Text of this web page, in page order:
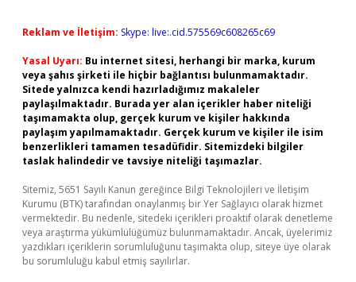
Reklam ve İletişim: Skype: live:.cid.575569c608265c69
Yasal Uyarı: Bu internet sitesi, herhangi bir marka, kurum
veya şahıs şirketi ile hiçbir bağlantısı bulunmamaktadır.
Sitede yalnızca kendi hazırladığımız makaleler
paylaşılmaktadır. Burada yer alan içerikler haber niteliği
taşımamakta olup, gerçek kurum ve kişiler hakkında
paylaşım yapılmamaktadır. Gerçek kurum ve kişiler ile isim
benzerlikleri tamamen tesadüfidir. Sitemizdeki bilgiler
taslak halindedir ve tavsiye niteliği taşımazlar.
Sitemiz, 5651 Sayılı Kanun gereğince Bilgi Teknolojileri ve İletişim
Kurumu (BTK) tarafından onaylanmış bir Yer Sağlayıcı olarak hizmet
vermektedir. Bu nedenle, sitedeki içerikleri proaktif olarak denetleme
veya araştırma yükümlülüğümüz bulunmamaktadır. Ancak, üyelerimiz
yazdıkları içeriklerin sorumluluğunu taşımakta olup, siteye üye olarak
bu sorumluluğu kabul etmiş sayılırlar.